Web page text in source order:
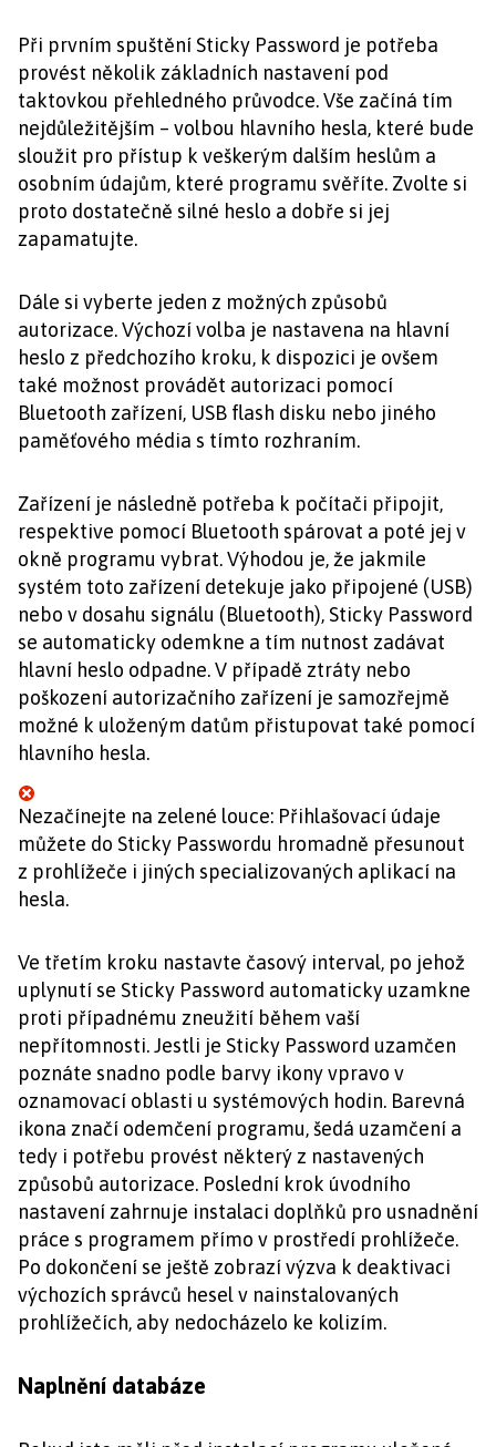
Při prvním spuštění Sticky Password je potřeba
provést několik základních nastavení pod
taktovkou přehledného průvodce. Vše začíná tím
nejdůležitějším – volbou hlavního hesla, které bude
sloužit pro přístup k veškerým dalším heslům a
osobním údajům, které programu svěříte. Zvolte si
proto dostatečně silné heslo a dobře si jej
zapamatujte.
Dále si vyberte jeden z možných způsobů
autorizace. Výchozí volba je nastavena na hlavní
heslo z předchozího kroku, k dispozici je ovšem
také možnost provádět autorizaci pomocí
Bluetooth zařízení, USB flash disku nebo jiného
paměťového média s tímto rozhraním.
Zařízení je následně potřeba k počítači připojit,
respektive pomocí Bluetooth spárovat a poté jej v
okně programu vybrat. Výhodou je, že jakmile
systém toto zařízení detekuje jako připojené (USB)
nebo v dosahu signálu (Bluetooth), Sticky Password
se automaticky odemkne a tím nutnost zadávat
hlavní heslo odpadne. V případě ztráty nebo
poškození autorizačního zařízení je samozřejmě
možné k uloženým datům přistupovat také pomocí
hlavního hesla.
Nezačínejte na zelené louce: Přihlašovací údaje
můžete do Sticky Passwordu hromadně přesunout
z prohlížeče i jiných specializovaných aplikací na
hesla.
Ve třetím kroku nastavte časový interval, po jehož
uplynutí se Sticky Password automaticky uzamkne
proti případnému zneužití během vaší
nepřítomnosti. Jestli je Sticky Password uzamčen
poznáte snadno podle barvy ikony vpravo v
oznamovací oblasti u systémových hodin. Barevná
ikona značí odemčení programu, šedá uzamčení a
tedy i potřebu provést některý z nastavených
způsobů autorizace. Poslední krok úvodního
nastavení zahrnuje instalaci doplňků pro usnadnění
práce s programem přímo v prostředí prohlížeče.
Po dokončení se ještě zobrazí výzva k deaktivaci
výchozích správců hesel v nainstalovaných
prohlížečích, aby nedocházelo ke kolizím.
Naplnění databáze